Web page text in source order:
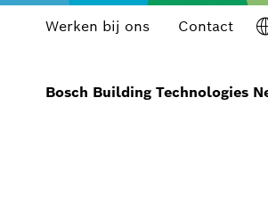
Werken bij ons Contact
Bosch Building Technologies